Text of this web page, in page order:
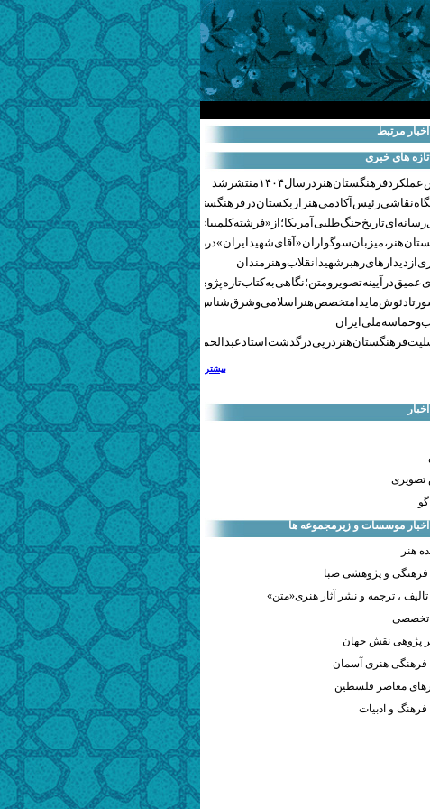
اخبار مرتبط
تازه های خبری
فرهنگستان هنر در سال ۱۴۰۴ منتشر شد
نقاشی رئیس آکادمی هنر ازبکستان در فرهنگستان هنر
رسانه‌ای تاریخ جنگ‌طلبی آمریکا؛ از «فرشته کلمبیا» تا پنتاگونیسم هالیوود
هنر، میزبان سوگواران «آقای شهید ایران» در روزهای وداع شد+ گزارش تصویری
از دیدارهای رهبر شهید انقلاب و هنرمندان
عمیق در آیینه تصویر و متن؛ نگاهی به کتاب تازه پژوهشکده هنر
تادئوش مایدا متخصص هنر اسلامی و شرق‌شناس لهستانی درگذشت
و حماسه ملی ایران
فرهنگستان هنر در پی درگذشت استاد عبدالحمید نقره‌کار
بیشتر
اخبار
اخبار موسسات و زیرمجموعه ها
هنر
و پژوهشی صبا
، ترجمه و نشر آثار هنری«متن»
تخصصی
پژوهی نقش جهان
هنری آسمان
معاصر فلسطین
و ادبیات